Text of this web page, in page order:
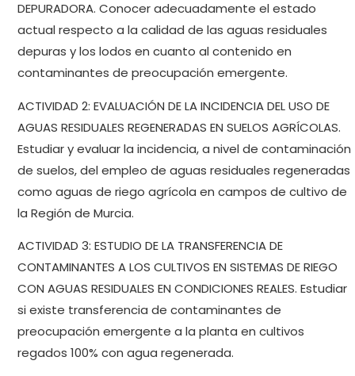
DEPURADORA. Conocer adecuadamente el estado
actual respecto a la calidad de las aguas residuales
depuras y los lodos en cuanto al contenido en
contaminantes de preocupación emergente.
ACTIVIDAD 2: EVALUACIÓN DE LA INCIDENCIA DEL USO DE
AGUAS RESIDUALES REGENERADAS EN SUELOS AGRÍCOLAS.
Estudiar y evaluar la incidencia, a nivel de contaminación
de suelos, del empleo de aguas residuales regeneradas
como aguas de riego agrícola en campos de cultivo de
la Región de Murcia.
ACTIVIDAD 3: ESTUDIO DE LA TRANSFERENCIA DE
CONTAMINANTES A LOS CULTIVOS EN SISTEMAS DE RIEGO
CON AGUAS RESIDUALES EN CONDICIONES REALES. Estudiar
si existe transferencia de contaminantes de
preocupación emergente a la planta en cultivos
regados 100% con agua regenerada.